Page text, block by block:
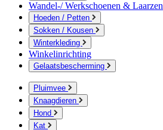
Wandel-/ Werkschoenen & Laarzen
Hoeden / Petten
Sokken / Kousen
Winterkleding
Winkelinrichting
Gelaatsbescherming
Pluimvee
Knaagdieren
Hond
Kat